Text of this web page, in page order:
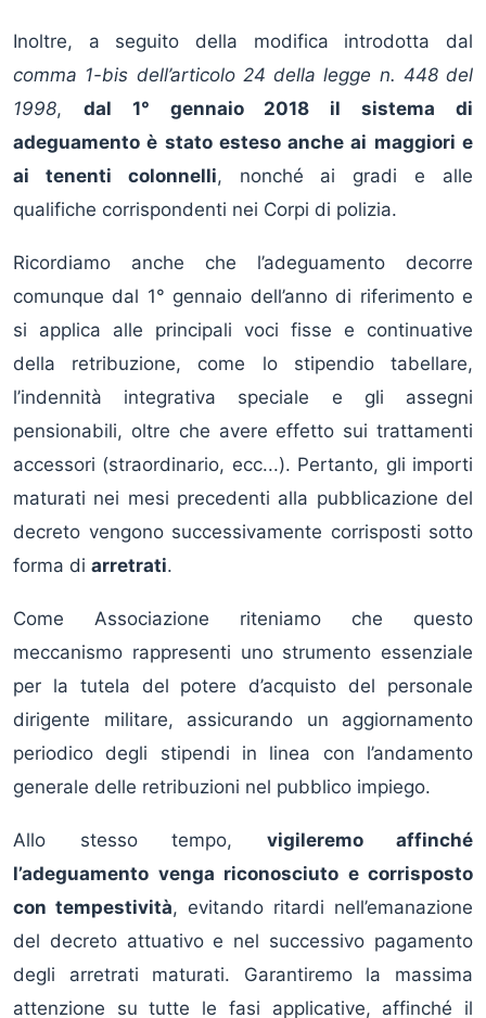
Inoltre, a seguito della modifica introdotta dal
comma 1-bis dell’articolo 24 della legge n. 448 del
1998, dal 1° gennaio 2018 il sistema di
adeguamento è stato esteso anche ai maggiori e
ai tenenti colonnelli, nonché ai gradi e alle
qualifiche corrispondenti nei Corpi di polizia.
Ricordiamo anche che l’adeguamento decorre
comunque dal 1° gennaio dell’anno di riferimento e
si applica alle principali voci fisse e continuative
della retribuzione, come lo stipendio tabellare,
l’indennità integrativa speciale e gli assegni
pensionabili, oltre che avere effetto sui trattamenti
accessori (straordinario, ecc...). Pertanto, gli importi
maturati nei mesi precedenti alla pubblicazione del
decreto vengono successivamente corrisposti sotto
forma di arretrati.
Come Associazione riteniamo che questo
meccanismo rappresenti uno strumento essenziale
per la tutela del potere d’acquisto del personale
dirigente militare, assicurando un aggiornamento
periodico degli stipendi in linea con l’andamento
generale delle retribuzioni nel pubblico impiego.
Allo stesso tempo, vigileremo affinché
l’adeguamento venga riconosciuto e corrisposto
con tempestività, evitando ritardi nell’emanazione
del decreto attuativo e nel successivo pagamento
degli arretrati maturati. Garantiremo la massima
attenzione su tutte le fasi applicative, affinché il